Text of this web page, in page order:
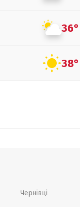
36°
38°
Чернівці